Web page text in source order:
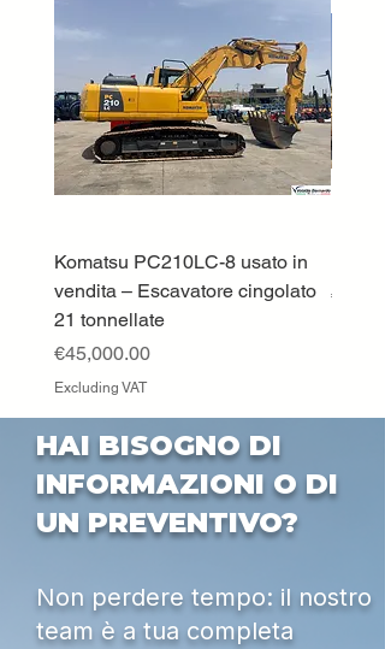
Komatsu PC210LC-8 usato in
vendita – Escavatore cingolato
21 tonnellate
Price
€45,000.00
Excluding VAT
Price
HAI BISOGNO DI
INFORMAZIONI O DI
UN PREVENTIVO?
Non perdere tempo: il nostro
team è a tua completa